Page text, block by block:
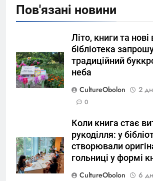
Пов'язані новини
Літо, книги та нові
бібліотека
традиційний
неба
CultureObolon
2
0
Коли книга стає
рукоділля: у
створювали
гольниці у формі
CultureObolon
6